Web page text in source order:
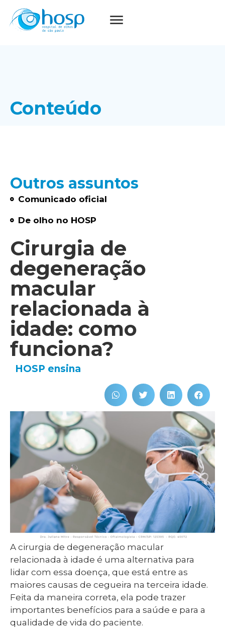
Conteúdo
Outros assuntos
Comunicado oficial
De olho no HOSP
Cirurgia de
degeneração
macular
relacionada à
idade: como
funciona?
HOSP ensina
A cirurgia de degeneração macular
relacionada à idade é uma alternativa para
lidar com essa doença, que está entre as
maiores causas de cegueira na terceira idade.
Feita da maneira correta, ela pode trazer
importantes benefícios para a saúde e para a
qualidade de vida do paciente.